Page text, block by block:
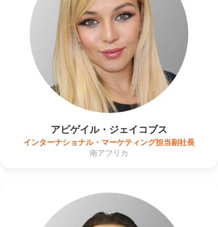
アビゲイル・ジェイコブス
インターナショナル・マーケティング担当副社長
南アフリカ